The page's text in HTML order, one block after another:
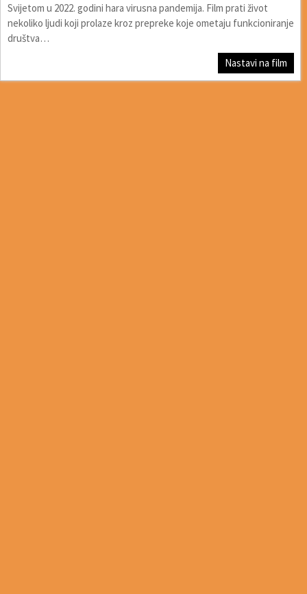
Svijetom u 2022. godini hara virusna pandemija. Film prati život
nekoliko ljudi koji prolaze kroz prepreke koje ometaju funkcioniranje
društva…
Nastavi na film